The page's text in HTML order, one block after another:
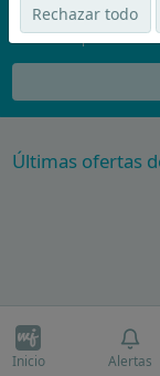
Nunca compartiremos
Últimas ofertas
Inicio Alertas
Rechazar todo